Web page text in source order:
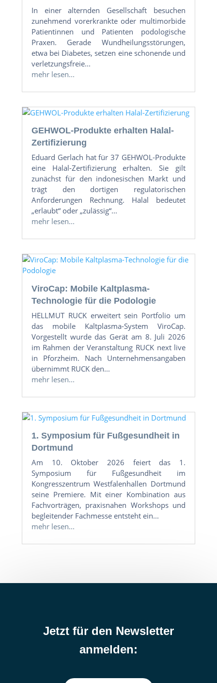
In einer alternden Gesellschaft besuchen
zunehmend vorerkrankte oder multimorbide
Patientinnen und Patienten podologische
Praxen. Gerade Wundheilungsstörungen,
etwa bei Diabetes, setzen eine schonende und
verletzungsfreie...
mehr lesen...
GEHWOL-Produkte erhalten Halal-
Zertifizierung
Eduard Gerlach hat für 37 GEHWOL-Produkte
eine Halal-Zertifizierung erhalten. Sie gilt
zunächst für den indonesischen Markt und
trägt den dortigen regulatorischen
Anforderungen Rechnung. Halal bedeutet
„erlaubt“ oder „zulässig“...
mehr lesen...
ViroCap: Mobile Kaltplasma-
Technologie für die Podologie
HELLMUT RUCK erweitert sein Portfolio um
das mobile Kaltplasma-System ViroCap.
Vorgestellt wurde das Gerät am 8. Juli 2026
im Rahmen der Veranstaltung RUCK next live
in Pforzheim. Nach Unternehmensangaben
übernimmt RUCK den...
mehr lesen...
1. Symposium für Fußgesundheit in
Dortmund
Am 10. Oktober 2026 feiert das 1.
Symposium für Fußgesundheit im
Kongresszentrum Westfalenhallen Dortmund
seine Premiere. Mit einer Kombination aus
Fachvorträgen, praxisnahen Workshops und
begleitender Fachmesse entsteht ein...
mehr lesen...
Jetzt für den Newsletter
anmelden: